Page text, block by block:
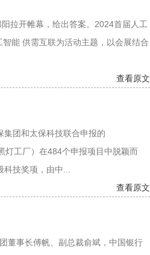
拉开帷幕，给出答案。2024首届人工
供需互联为活动主题，以会展结合
查看原文
团和太保科技联合申报的
灯工厂）在484个申报项目中脱颖而
技奖项，由中...
查看原文
事长傅帆、副总裁俞斌，中国银行